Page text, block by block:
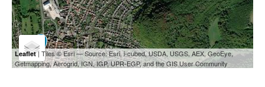
Leaflet| Tiles © Esri — Source: Esri, i-cubed, USDA, USGS, AEX, GeoEye,
Getmapping, Aerogrid, IGN, IGP, UPR-EGP, and the GIS User Community